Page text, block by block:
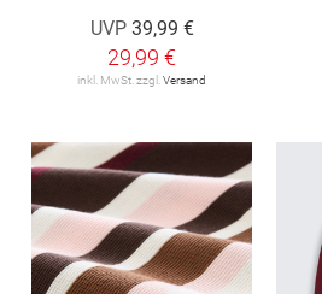
UVP 39,99 €
29,99 €
inkl. MwSt. zzgl.Versand